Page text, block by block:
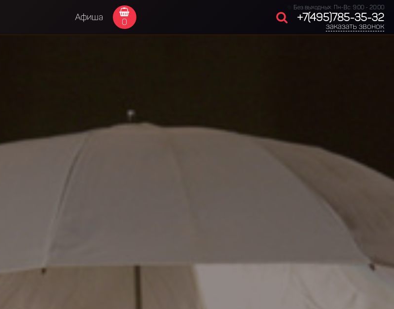
Афиша 0
Без выходных: Пн-Вс: 9:00 - 20:00
+7(495)785-35-32
заказать звонок